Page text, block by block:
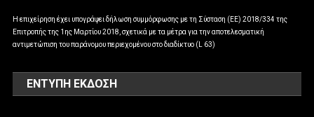
Η επιχείρηση έχει υπογράψει δήλωση συμμόρφωσης με τη Σύσταση (ΕΕ) 2018/334 της
Επιτροπής της 1ης Μαρτίου 2018, σχετικά με τα μέτρα για την αποτελεσματική
αντιμετώπιση του παράνομου περιεχομένου στο διαδίκτυο (L 63)
ΕΝΤΥΠΗ ΕΚΔΟΣΗ